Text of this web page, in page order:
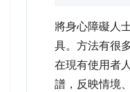
將身心障礙人
具。方法有很
在現有使用者
譜，反映情境